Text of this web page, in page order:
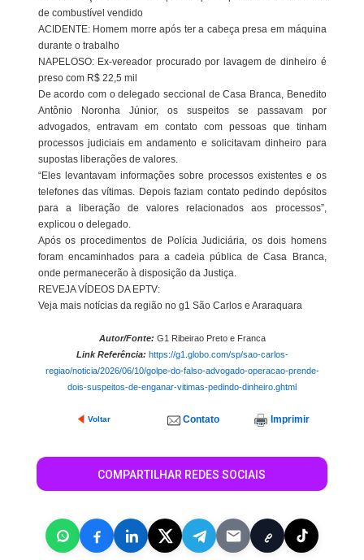
de combustível vendido
ACIDENTE: Homem morre após ter a cabeça presa em máquina
durante o trabalho
NAPELOSO: Ex-vereador procurado por lavagem de dinheiro é
preso com R$ 22,5 mil
De acordo com o delegado seccional de Casa Branca, Benedito
Antônio Noronha Júnior, os suspeitos se passavam por
advogados, entravam em contato com pessoas que tinham
processos judiciais em andamento e solicitavam dinheiro para
supostas liberações de valores.
“Eles levantavam informações sobre processos existentes e os
telefones das vítimas. Depois faziam contato pedindo depósitos
para a liberação de valores relacionados aos processos”,
explicou o delegado.
Após os procedimentos de Polícia Judiciária, os dois homens
foram encaminhados para a cadeia pública de Casa Branca,
onde permanecerão à disposição da Justiça.
REVEJA VÍDEOS DA EPTV:
Veja mais notícias da região no g1 São Carlos e Araraquara
Autor/Fonte: G1 Ribeirao Preto e Franca
Link Referência: https://g1.globo.com/sp/sao-carlos-
regiao/noticia/2026/06/10/golpe-do-falso-advogado-operacao-prende-
dois-suspeitos-de-enganar-vitimas-pedindo-dinheiro.ghtml
Voltar Contato Imprimir
COMPARTILHAR REDES SOCIAIS